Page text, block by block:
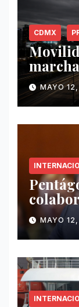
CDMX
este 12
MAYO
exige
MAYO